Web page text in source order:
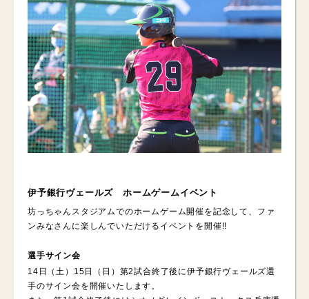
伊予銀行ヴェールズ ホームゲームイベント
坊っちゃんスタジアムでのホームゲーム開催を記念して、ファ
ンみなさんに楽しんでいただけるイベントを開催!!
選手サイン会
14日（土）15日（日）第2試合終了後に伊予銀行ヴェールズ選
手のサイン会を開催いたします。